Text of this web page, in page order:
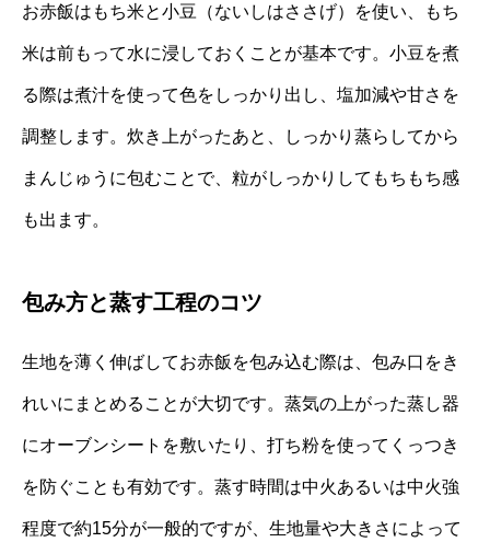
お赤飯はもち米と小豆（ないしはささげ）を使い、もち
米は前もって水に浸しておくことが基本です。小豆を煮
る際は煮汁を使って色をしっかり出し、塩加減や甘さを
調整します。炊き上がったあと、しっかり蒸らしてから
まんじゅうに包むことで、粒がしっかりしてもちもち感
も出ます。
包み方と蒸す工程のコツ
生地を薄く伸ばしてお赤飯を包み込む際は、包み口をき
れいにまとめることが大切です。蒸気の上がった蒸し器
にオーブンシートを敷いたり、打ち粉を使ってくっつき
を防ぐことも有効です。蒸す時間は中火あるいは中火強
程度で約15分が一般的ですが、生地量や大きさによって